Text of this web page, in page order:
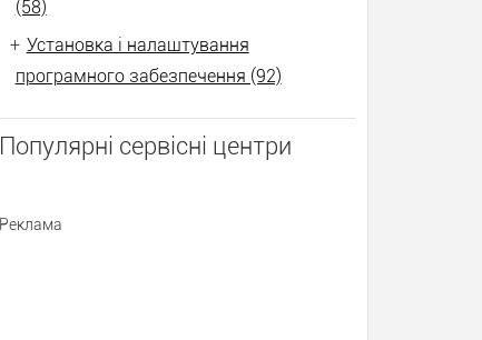
(58)
+ Установка і налаштування
програмного забезпечення (92)
Популярні сервісні центри
Реклама